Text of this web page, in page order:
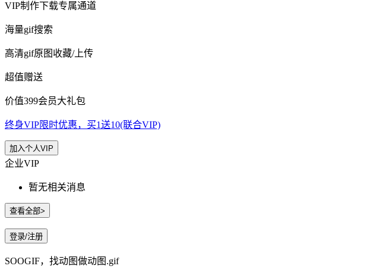
VIP制作下载专属通道
海量gif搜索
高清gif原图收藏/上传
超值赠送
价值399会员大礼包
终身VIP限时优惠，买1送10(联合VIP)
加入个人VIP
企业VIP
暂无相关消息
查看全部>
登录/注册
SOOGIF，找动图做动图.gif